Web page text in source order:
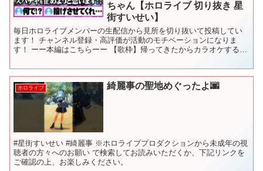
ちゃん【ホロライブ 切り抜き 星
街すいせい】
毎日ホロライブメンバーの生配信から見所を切り抜いて投稿してい
ます！ チャンネル登録・高評価が活動のモチベーションになりま
す！ ーー本編はこちらーー 【歌枠】帰ってきたからカラオケするぞ
ホロライブ 綺麗事の聖地めぐったよ🌆
#星街すいせい #綺麗事 ※ホロライブプロダクションから未成年の視
聴者の方々へのお願い で検索してお読みいただくか、下記リンクを
ご確認の上、お楽しみください。